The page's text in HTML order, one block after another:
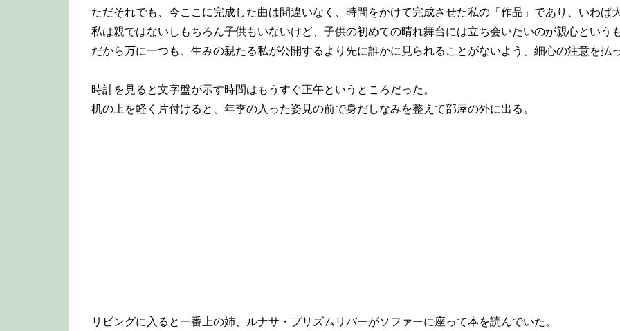
ただそれでも、今ここに完成した曲は間違いなく、時間をかけて完成させた私の「作品」であり、いわば
私は親ではないしもちろん子供もいないけど、子供の初めての晴れ舞台には立ち会いたいのが親心という
だから万に一つも、生みの親たる私が公開するより先に誰かに見られることがないよう、細心の注意を払
時計を見ると文字盤が示す時間はもうすぐ正午というところだった。
机の上を軽く片付けると、年季の入った姿見の前で身だしなみを整えて部屋の外に出る。
リビングに入ると一番上の姉、ルナサ・プリズムリバーがソファーに座って本を読んでいた。